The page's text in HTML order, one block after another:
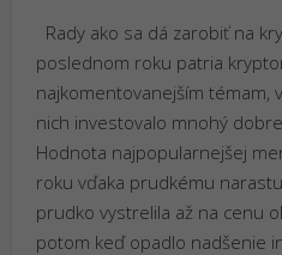
Rady ako sa dá zarobiť na
poslednom roku patria
najkomentovanejším témam,
nich investovalo mnohý
Hodnota najpopularnejšej
roku vďaka prudkému
prudko vystrelila až na cenu
potom keď opadlo nadšenie